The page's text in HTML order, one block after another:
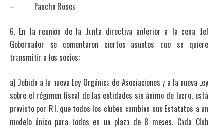
– Pancho Roses
6. En la reunión de la Junta directiva anterior a la cena del
Gobernador se comentaron ciertos asuntos que se quiere
transmitir a los socios:
a) Debido a la nueva Ley Orgánica de Asociaciones y a la nueva Ley
sobre el régimen fiscal de las entidades sin ánimo de lucro, está
previsto por R.I. que todos los clubes cambien sus Estatutos a un
modelo único para todos en un plazo de 8 meses. Cada Club